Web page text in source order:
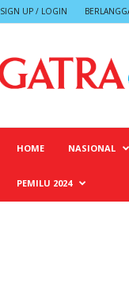
SIGN UP / LOGIN
HOME NASIONAL
PEMILU 2024